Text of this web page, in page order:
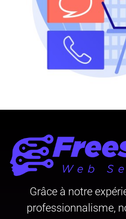
Grâce à notre
professionnalisme,